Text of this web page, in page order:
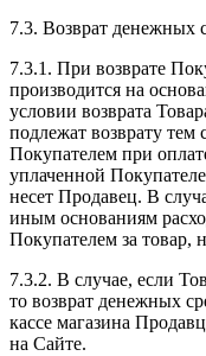
7.3. Возврат денежных
7.3.1. При возврате
производится на
условии возврата
подлежат возврату
Покупателем при
уплаченной
несет Продавец. В
иным основаниям
Покупателем за товар,
7.3.2. В случае, если
то возврат денежных
кассе магазина
на Сайте.